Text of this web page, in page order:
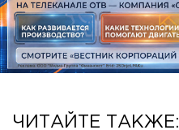
ЧИТАЙТЕ ТАКЖЕ: